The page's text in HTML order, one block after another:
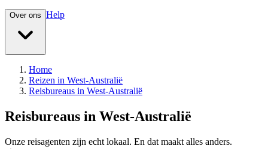
Over ons Help
Home
Reizen in West-Australië
Reisbureaus in West-Australië
Reisbureaus in West-Australië
Onze reisagenten zijn echt lokaal. En dat maakt alles anders.